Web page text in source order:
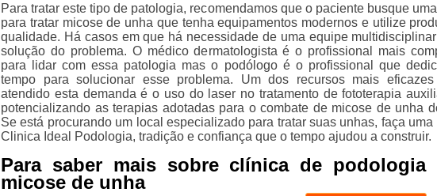
Para tratar este tipo de patologia, recomendamos que o paciente busque
para tratar micose de unha que tenha equipamentos modernos e utilize
qualidade. Há casos em que há necessidade de uma equipe
solução do problema. O médico dermatologista é o profissional mais
para lidar com essa patologia mas o podólogo é o profissional que
tempo para solucionar esse problema. Um dos recursos mais
atendido esta demanda é o uso do laser no tratamento de fototerapia
potencializando as terapias adotadas para o combate de micose de unha
Se está procurando um local especializado para tratar suas unhas, faça uma
Clinica Ideal Podologia, tradição e confiança que o tempo ajudou a construir.
Para saber mais sobre clínica de podologia
micose de unha